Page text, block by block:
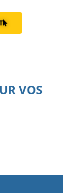
VOS